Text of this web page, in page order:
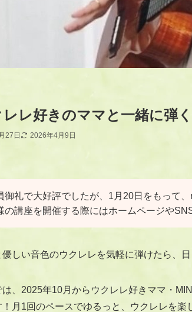
レレ好きのママと一緒に弾
27日 2026年4月9日
御礼で大好評でしたが、1月20日をもって
の講座を開催する際にはホームページや
優しい音色のウクレレを気軽に弾けたら、
は、2025年10月からウクレレ好きママ・
月1回のペースでゆるっと、ウクレレを楽